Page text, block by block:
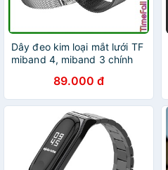
Dây đeo kim loại mắt lưới TF
miband 4, miband 3 chính
loại thay thế mi band 4, mi
band 3 vân TF
89.000 đ